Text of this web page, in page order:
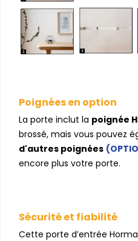
Poignées en option
La porte inclut la poignée
brossé, mais vous pouvez
d'autres poignées
encore plus votre porte.
Sécurité et fiabilité
Cette porte d’entrée